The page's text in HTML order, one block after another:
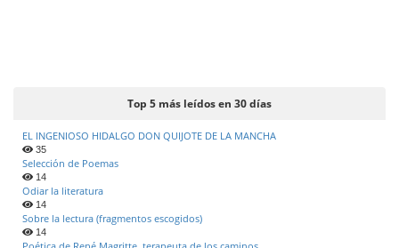
Top 5 más leídos en 30 días
EL INGENIOSO HIDALGO DON QUIJOTE DE LA MANCHA
35
Selección de Poemas
14
Odiar la literatura
14
Sobre la lectura (fragmentos escogidos)
14